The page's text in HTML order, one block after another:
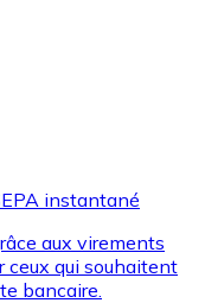
instantané
aux virements
ceux qui souhaitent
bancaire.